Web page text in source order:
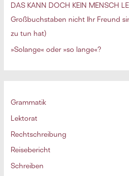
:DAS KANN DOCH KEIN MENSCH
Großbuchstaben nicht Ihr Freund
zu tun hat)
»Solange« oder »so lange«?
Grammatik
Lektorat
Rechtschreibung
Reisebericht
Schreiben